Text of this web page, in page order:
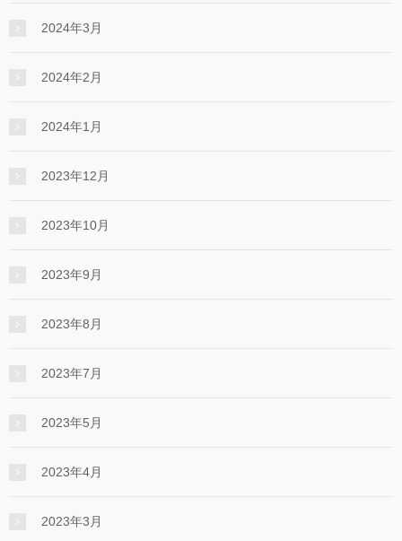
2024年3月
2024年2月
2024年1月
2023年12月
2023年10月
2023年9月
2023年8月
2023年7月
2023年5月
2023年4月
2023年3月